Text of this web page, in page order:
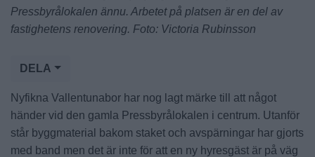
Pressbyrålokalen ännu. Arbetet på platsen är en del av
fastighetens renovering. Foto: Victoria Rubinsson
DELA
Nyfikna Vallentunabor har nog lagt märke till att något
händer vid den gamla Pressbyrålokalen i centrum. Utanför
står byggmaterial bakom staket och avspärningar har gjorts
med band men det är inte för att en ny hyresgäst är på väg